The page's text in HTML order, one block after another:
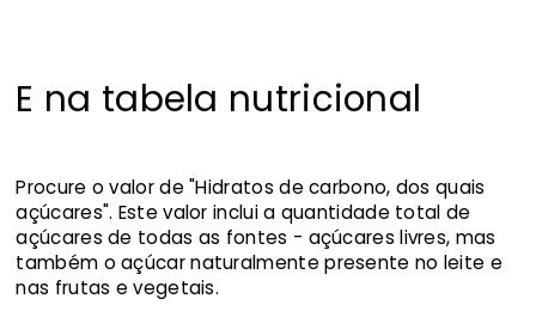
E na tabela nutricional
Procure o valor de "Hidratos de carbono, dos quais
açúcares". Este valor inclui a quantidade total de
açúcares de todas as fontes - açúcares livres, mas
também o açúcar naturalmente presente no leite e
nas frutas e vegetais.